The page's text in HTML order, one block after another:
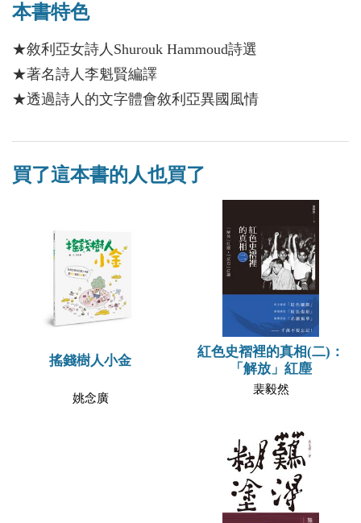
本書特色
★敘利亞女詩人Shurouk Hammoud詩選
★著名詩人李魁賢編譯
★透過詩人的文字體會敘利亞異國風情
買了這本書的人也買了
搖錢樹人小金
姚念廣
紅色史褶裡的真相(二)：
「解放」紅塵
裴毅然